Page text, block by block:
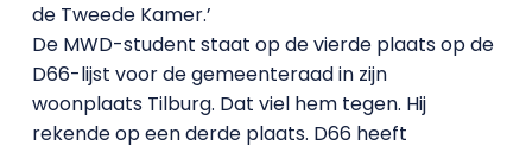
de Tweede Kamer.’
De MWD-student staat op de vierde plaats op de
D66-lijst voor de gemeenteraad in zijn
woonplaats Tilburg. Dat viel hem tegen. Hij
rekende op een derde plaats. D66 heeft